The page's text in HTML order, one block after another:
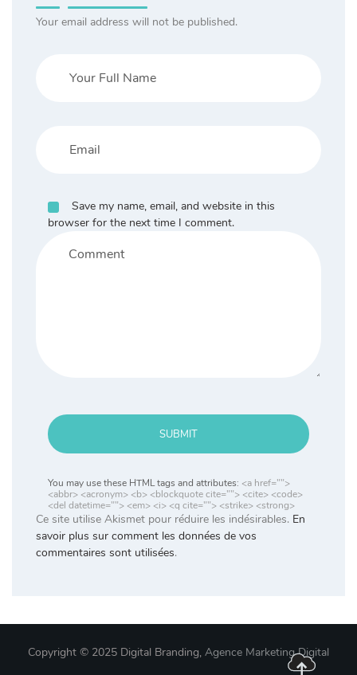
Your email address will not be published.
Save my name, email, and website in this
browser for the next time I comment.
SUBMIT
You may use these HTML tags and attributes: <a href="">
<abbr> <acronym> <b> <blockquote cite=""> <cite> <code>
<del datetime=""> <em> <i> <q cite=""> <strike> <strong>
Ce site utilise Akismet pour réduire les indésirables. En
savoir plus sur comment les données de vos
commentaires sont utilisées.
Copyright © 2025 Digital Branding, Agence Marketing Digital